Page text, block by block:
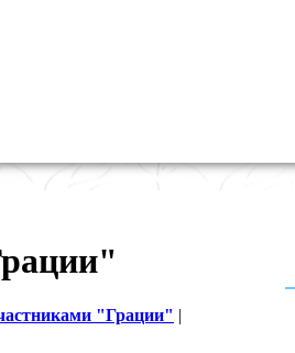
"Грации" |